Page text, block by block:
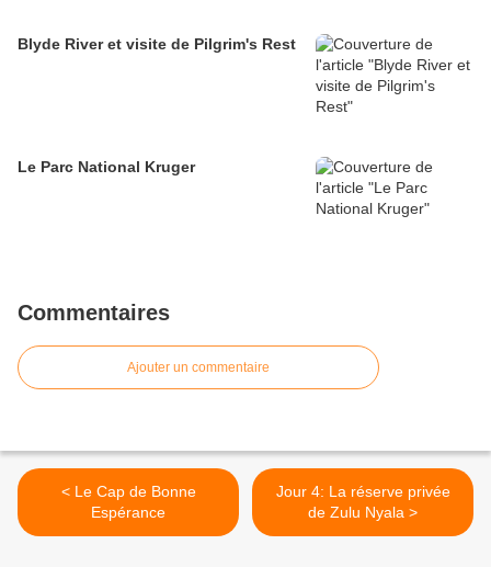
Blyde River et visite de Pilgrim's Rest
Le Parc National Kruger
Commentaires
Ajouter un commentaire
< Le Cap de Bonne
Espérance
Jour 4: La réserve privée
de Zulu Nyala >